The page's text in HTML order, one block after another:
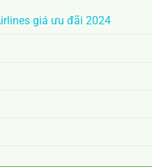
giá ưu đãi 2024